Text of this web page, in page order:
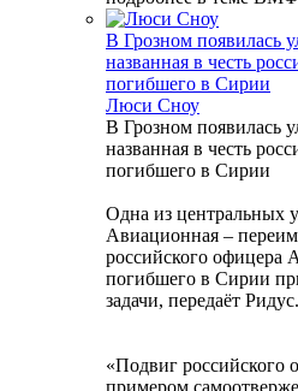
В Грозном появилась
названная в честь
погибшего в Сирии
Люси Сноу
В Грозном появилась
названная в честь
погибшего в Сирии
Одна из центральных
Авиационная –
российского офицера
погибшего в Сирии
задачи, передаёт Ридус.
«Подвиг российского
примером